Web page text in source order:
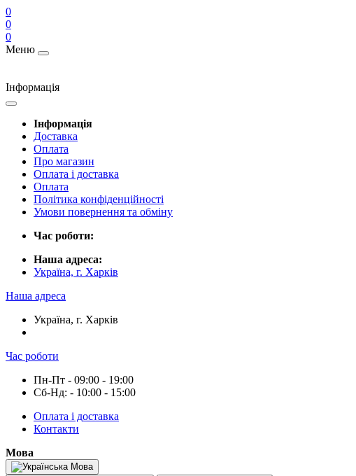
0
0
0
Меню
Інформація
Інформація
Доставка
Оплата
Про магазин
Оплата і доставка
Оплата
Політика конфіденційності
Умови повернення та обміну
Час роботи:
Наша адреса:
Україна, г. Харків
Наша адреса
Україна, г. Харків
Час роботи
Пн-Пт - 09:00 - 19:00
Сб-Нд: - 10:00 - 15:00
Оплата і доставка
Контакти
Мова
Мова